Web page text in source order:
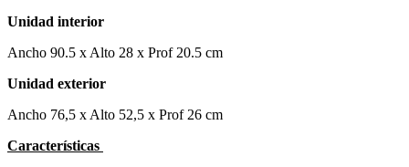
Unidad interior
Ancho 90.5 x Alto 28 x Prof 20.5 cm
Unidad exterior
Ancho 76,5 x Alto 52,5 x Prof 26 cm
Características